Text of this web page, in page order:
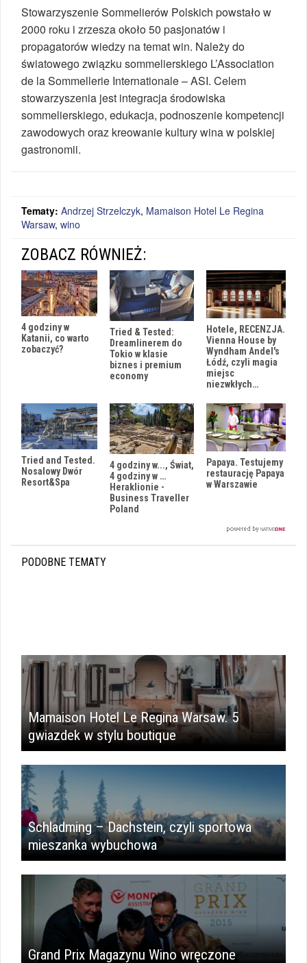
Stowarzyszenie Sommelierów Polskich powstało w
2000 roku i zrzesza około 50 pasjonatów i
propagatorów wiedzy na temat win. Należy do
światowego związku sommelierskiego L’Association
de la Sommellerie Internationale – ASI. Celem
stowarzyszenia jest integracja środowiska
sommelierskiego, edukacja, podnoszenie kompetencji
zawodowych oraz kreowanie kultury wina w polskiej
gastronomii.
Tematy: Andrzej Strzelczyk, Mamaison Hotel Le Regina
Warsaw, wino
ZOBACZ RÓWNIEŻ:
4 godziny w
Katanii, co warto
zobaczyć?
Tried & Tested:
Dreamlinerem do
Tokio w klasie
biznes i premium
economy
Hotele, RECENZJA.
Vienna House by
Wyndham Andel's
Łódź, czyli magia
miejsc
niezwkłych…
Tried and Tested.
Nosalowy Dwór
Resort&Spa
4 godziny w..., Świat,
4 godziny w …
Heraklionie -
Business Traveller
Poland
Papaya. Testujemy
restaurację Papaya
w Warszawie
PODOBNE TEMATY
Mamaison Hotel Le Regina Warsaw. 5
gwiazdek w stylu boutique
Schladming – Dachstein, czyli sportowa
mieszanka wybuchowa
Grand Prix Magazynu Wino wręczone